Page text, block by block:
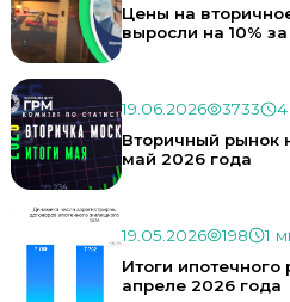
Цены на
выросли на 10%
19.06.2026 3733
4
Вторичный рынок
май 2026 года
19.05.2026 198
1
Итоги
апреле 2026 года